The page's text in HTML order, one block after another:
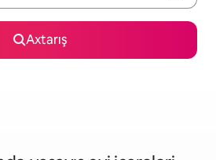
Axtarış